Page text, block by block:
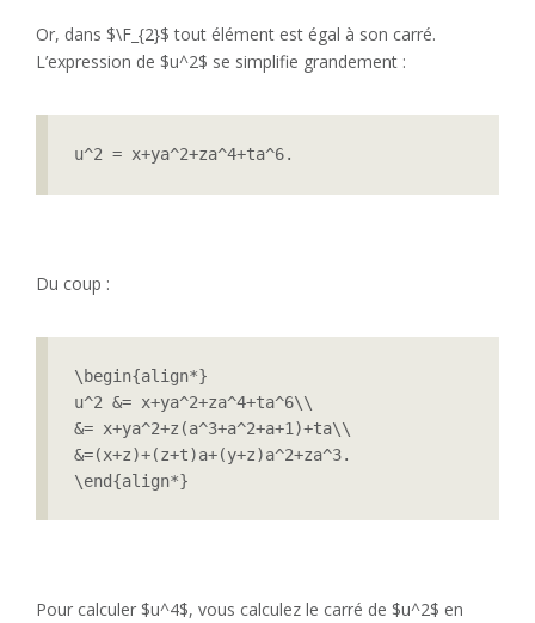
Or, dans $\F_{2}$ tout élément est égal à son carré.
L’expression de $u^2$ se simplifie grandement :
u^2 = x+ya^2+za^4+ta^6.
Du coup :
\begin{align*}
u^2 &= x+ya^2+za^4+ta^6\\
&= x+ya^2+z(a^3+a^2+a+1)+ta\\
&=(x+z)+(z+t)a+(y+z)a^2+za^3.
\end{align*}
Pour calculer $u^4$, vous calculez le carré de $u^2$ en